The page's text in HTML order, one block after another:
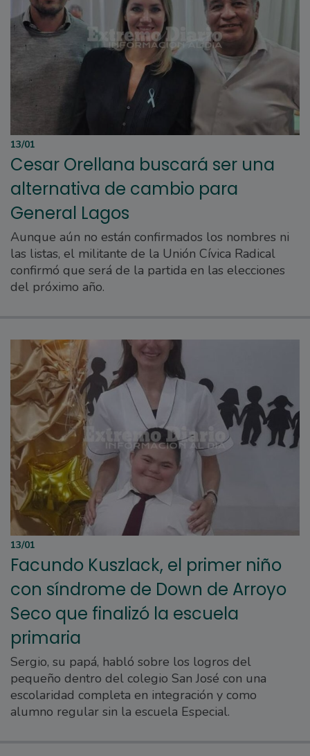
13/01
Cesar Orellana buscará ser una
alternativa de cambio para
General Lagos
Aunque aún no están confirmados los nombres ni
las listas, el militante de la Unión Cívica Radical
confirmó que será de la partida en las elecciones
del próximo año.
13/01
Facundo Kuszlack, el primer niño
con síndrome de Down de Arroyo
Seco que finalizó la escuela
primaria
Sergio, su papá, habló sobre los logros del
pequeño dentro del colegio San José con una
escolaridad completa en integración y como
alumno regular sin la escuela Especial.